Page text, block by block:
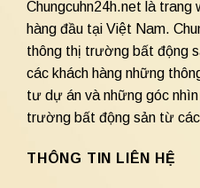
Chungcuhn24h.net là
hàng đầu tại Việt Nam.
thông thị trường bất động
các khách hàng những
tư dự án và những góc
trường bất động sản từ
THÔNG TIN LIÊN HỆ